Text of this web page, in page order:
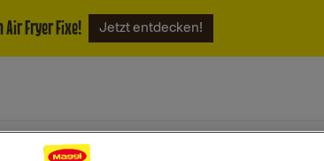
Fryer Fixe! Jetzt entdecken!
Über uns